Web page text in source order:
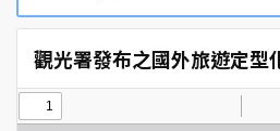
觀光署發布之國外旅遊定型